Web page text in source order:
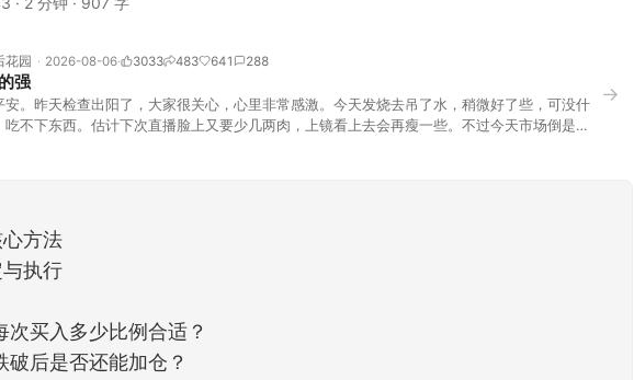
花园 2026-08-06 3033 483 641 288
强
安。昨天检查出阳了，大家很关心，心里非常感激。今天发烧去吊了水，稍微好了些，可没什
吃不下东西。估计下次直播脸上又要少几两肉，上镜看上去会再瘦一些。不过今天市场倒是蛮
→
方法
执行
次买入多少比例合适？
破后是否还能加仓？